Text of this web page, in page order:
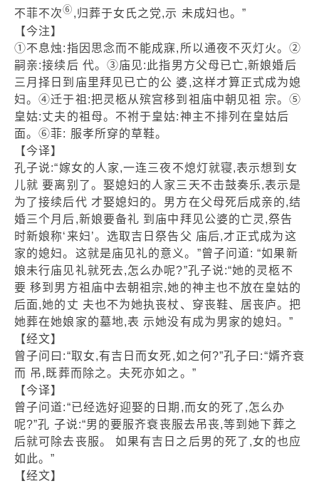
不菲不次⑥ ,归葬于女氏之党,示 未成妇也。”
【今注】
①不息烛:指因思念而不能成寐,所以通夜不灭灯火。②
嗣亲:接续后 代。③庙见:此指男方父母已亡,新娘婚后
三月择日到庙里拜见已亡的公 婆,这样才算正式成为媳
妇。④迁于祖:把灵柩从殡宫移到祖庙中朝见祖 宗。⑤
皇姑:丈夫的祖母。不祔于皇姑:神主不排列在皇姑后
面。⑥菲: 服孝所穿的草鞋。
【今译】
孔子说:“嫁女的人家,一连三夜不熄灯就寝,表示想到女
儿就 要离别了。娶媳妇的人家三天不击鼓奏乐,表示是
为了接续后代 才娶媳妇的。男方在父母死后成亲的,结
婚三个月后,新娘要备礼 到庙中拜见公婆的亡灵,祭告
时新娘称‘来妇’。选取吉日祭告父 庙后,才正式成为这
家的媳妇。这就是庙见礼的意义。”曾子问道: “如果新
娘未行庙见礼就死去,怎么办呢?”孔子说:“她的灵柩不
要 移到男方祖庙中去朝祖宗,她的神主也不放在皇姑的
后面,她的丈 夫也不为她执丧杖、穿丧鞋、居丧庐。把
她葬在她娘家的墓地,表 示她没有成为男家的媳妇。”
【经文】
曾子问曰:“取女,有吉日而女死,如之何?”孔子曰:“婿齐衰
而 吊,既葬而除之。夫死亦如之。”
【今译】
曾子问道:“已经选好迎娶的日期,而女的死了,怎么办
呢?”孔 子说:“男的要服齐衰丧服去吊丧,等到她下葬之
后就可除去丧服。 如果有吉日之后男的死了,女的也应
如此。”
【经文】